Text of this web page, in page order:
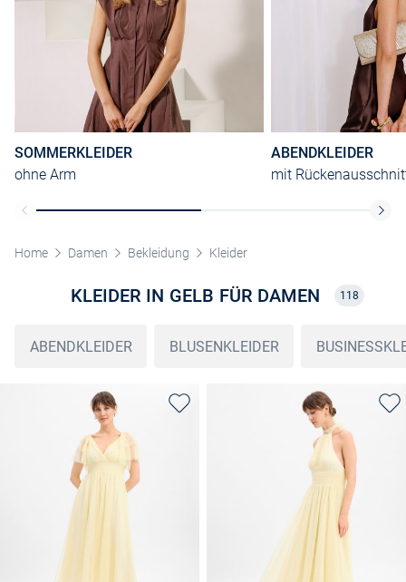
SOMMERKLEIDER
ohne Arm
ABENDKLEIDER
mit
Home Damen Bekleidung Kleider
KLEIDER IN GELB FÜR DAMEN 118
ABENDKLEIDER BLUSENKLEIDER